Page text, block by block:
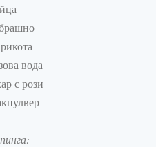
рикота
вода
с рози
: